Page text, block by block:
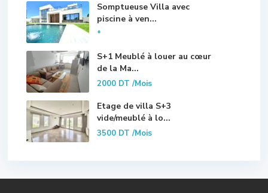
Somptueuse Villa avec
piscine à ven...
*
S+1 Meublé à louer au cœur
de la Ma...
2000 DT/Mois
Etage de villa S+3
vide/meublé à lo...
3500 DT/Mois